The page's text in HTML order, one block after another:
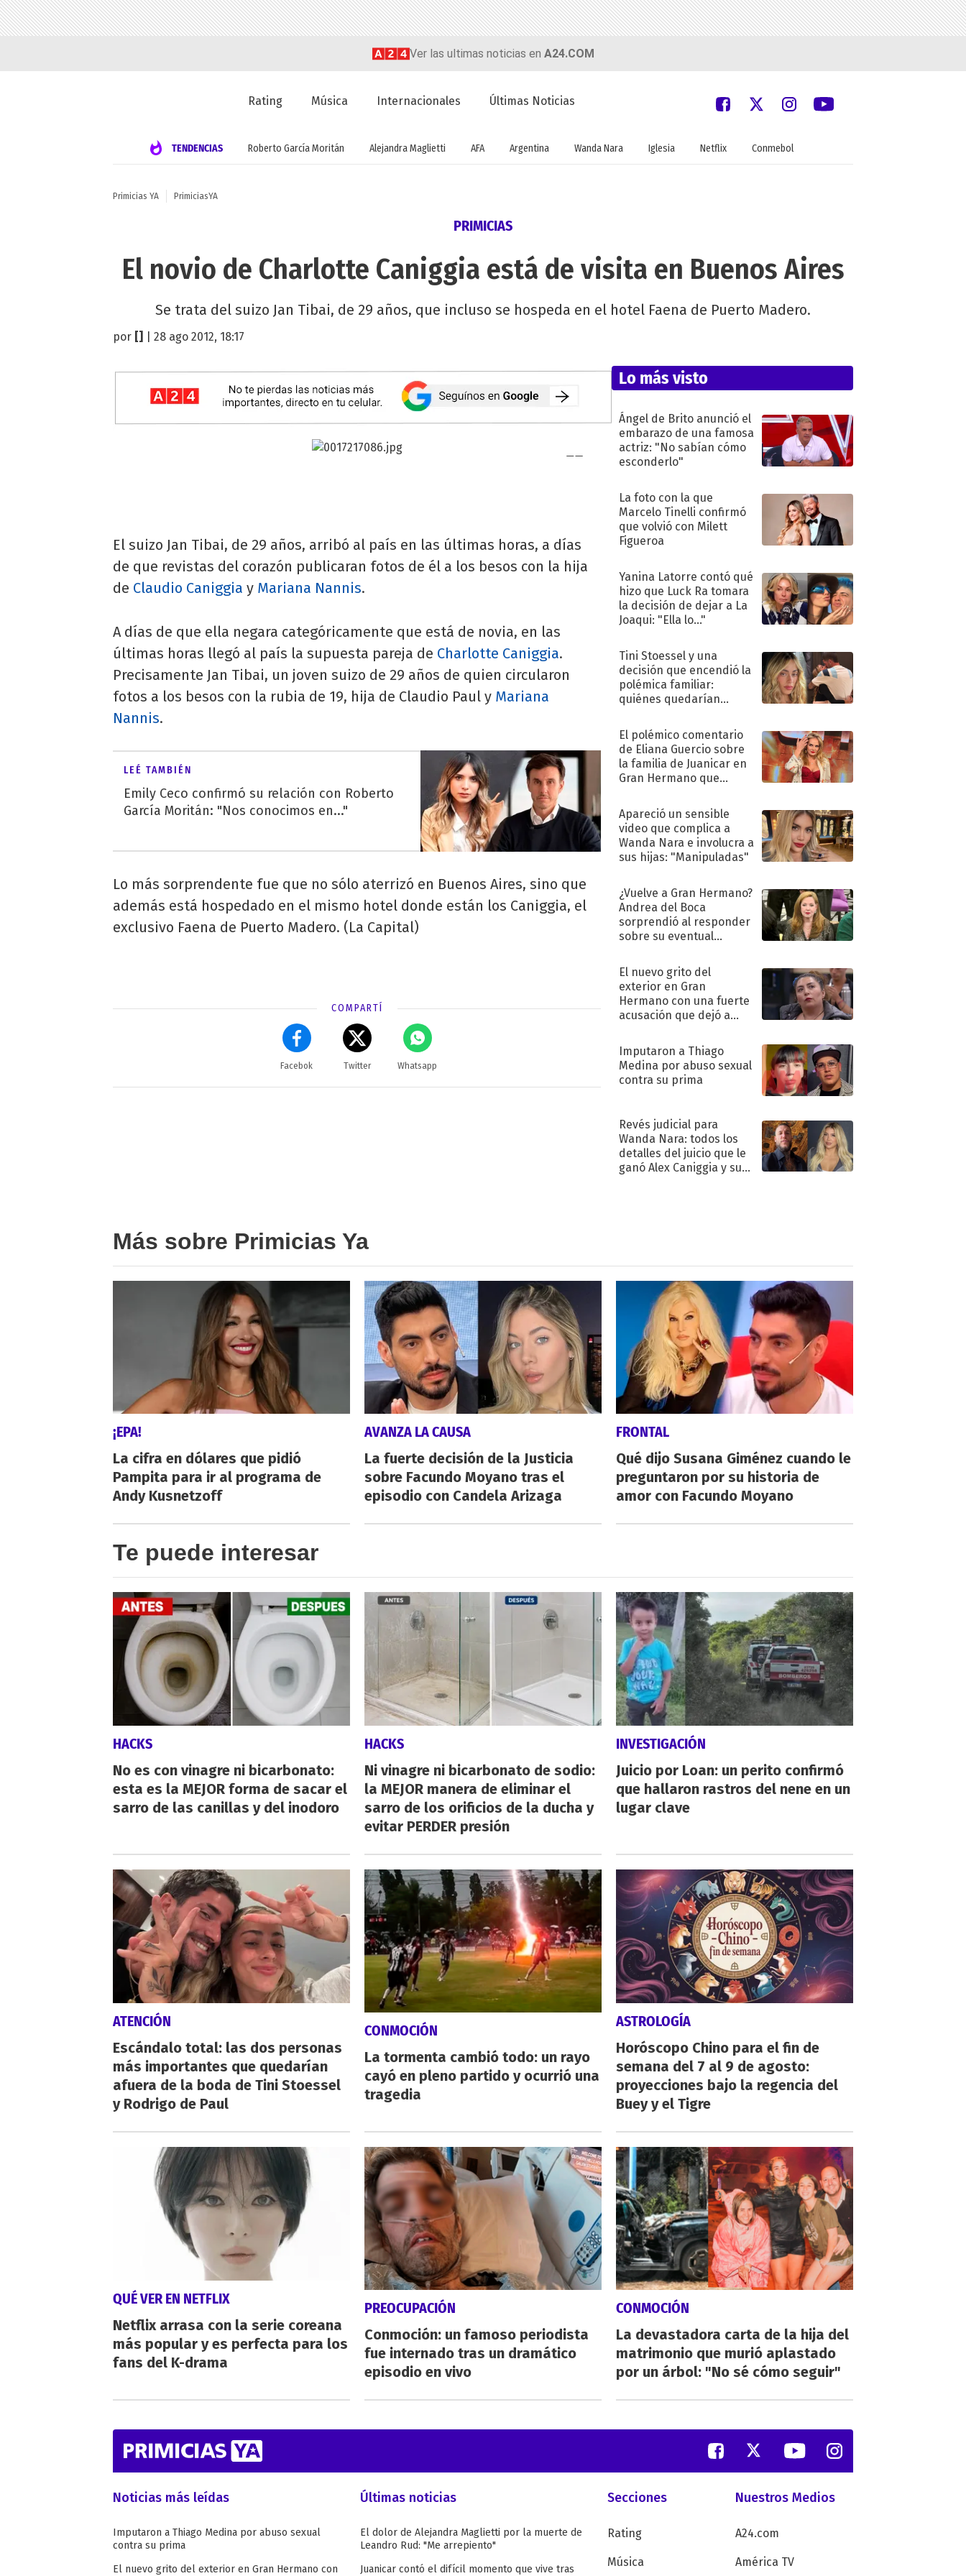
Ver las ultimas noticias en A24.COM
Rating Música Internacionales Últimas Noticias
TENDENCIAS Roberto García Moritán Alejandra Maglietti AFA Argentina Wanda Nara Iglesia Netflix Conmebol
Primicias YA PrimiciasYA
PRIMICIAS
El novio de Charlotte Caniggia está de visita en Buenos Aires
Se trata del suizo Jan Tibai, de 29 años, que incluso se hospeda en el hotel Faena de Puerto Madero.
por | 28 ago 2012, 18:17
El suizo Jan Tibai, de 29 años, arribó al país en las últimas horas, a días
de que revistas del corazón publicaran fotos de él a los besos con la hija
de Claudio Caniggia y Mariana Nannis.
A días de que ella negara categóricamente que está de novia, en las
últimas horas llegó al país la supuesta pareja de Charlotte Caniggia.
Precisamente Jan Tibai, un joven suizo de 29 años de quien circularon
fotos a los besos con la rubia de 19, hija de Claudio Paul y Mariana
Nannis.
LEÉ TAMBIÉN
Emily Ceco confirmó su relación con Roberto
García Moritán: "Nos conocimos en..."
Lo más sorprendente fue que no sólo aterrizó en Buenos Aires, sino que
además está hospedado en el mismo hotel donde están los Caniggia, el
exclusivo Faena de Puerto Madero. (La Capital)
COMPARTÍ
Facebok Twitter Whatsapp
Lo más visto
Ángel de Brito anunció el
embarazo de una famosa
actriz: "No sabían cómo
esconderlo"
La foto con la que
Marcelo Tinelli confirmó
que volvió con Milett
Figueroa
Yanina Latorre contó qué
hizo que Luck Ra tomara
la decisión de dejar a La
Joaqui: "Ella lo..."
Tini Stoessel y una
decisión que encendió la
polémica familiar:
quiénes quedarían
El polémico comentario
de Eliana Guercio sobre
la familia de Juanicar en
Gran Hermano que
Apareció un sensible
video que complica a
Wanda Nara e involucra a
sus hijas: "Manipuladas"
¿Vuelve a Gran Hermano?
Andrea del Boca
sorprendió al responder
sobre su eventual
El nuevo grito del
exterior en Gran
Hermano con una fuerte
acusación que dejó a
"Traidora"
Imputaron a Thiago
Medina por abuso sexual
contra su prima
Revés judicial para
Wanda Nara: todos los
detalles del juicio que le
ganó Alex Caniggia y sus
Más sobre Primicias Ya
¡EPA!
La cifra en dólares que pidió
Pampita para ir al programa de
Andy Kusnetzoff
AVANZA LA CAUSA
La fuerte decisión de la Justicia
sobre Facundo Moyano tras el
episodio con Candela Arizaga
FRONTAL
Qué dijo Susana Giménez cuando le
preguntaron por su historia de
amor con Facundo Moyano
Te puede interesar
HACKS
No es con vinagre ni bicarbonato:
esta es la MEJOR forma de sacar el
sarro de las canillas y del inodoro
HACKS
Ni vinagre ni bicarbonato de sodio:
la MEJOR manera de eliminar el
sarro de los orificios de la ducha y
evitar PERDER presión
INVESTIGACIÓN
Juicio por Loan: un perito confirmó
que hallaron rastros del nene en un
lugar clave
ATENCIÓN
Escándalo total: las dos personas
más importantes que quedarían
afuera de la boda de Tini Stoessel
y Rodrigo de Paul
CONMOCIÓN
La tormenta cambió todo: un rayo
cayó en pleno partido y ocurrió una
tragedia
ASTROLOGÍA
Horóscopo Chino para el fin de
semana del 7 al 9 de agosto:
proyecciones bajo la regencia del
Buey y el Tigre
QUÉ VER EN NETFLIX
Netflix arrasa con la serie coreana
más popular y es perfecta para los
fans del K-drama
PREOCUPACIÓN
Conmoción: un famoso periodista
fue internado tras un dramático
episodio en vivo
CONMOCIÓN
La devastadora carta de la hija del
matrimonio que murió aplastado
por un árbol: "No sé cómo seguir"
Noticias más leídas
Imputaron a Thiago Medina por abuso sexual
contra su prima
El nuevo grito del exterior en Gran Hermano con
Últimas noticias
El dolor de Alejandra Maglietti por la muerte de
Leandro Rud: "Me arrepiento"
Juanicar contó el difícil momento que vive tras
Secciones
Rating
Música
Nuestros Medios
A24.com
América TV